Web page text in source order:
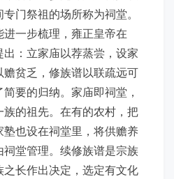
门祭祖的场所称为祠堂。
一步梳理，雍正皇帝在
出：立家庙以荐蒸尝，设家
贫乏，修族谱以联疏远可
要的归纳。家庙即祠堂，
的祖先。在有的农村，把
也设在祠堂里，将供赡养
堂管理。续修族谱是宗族
长作出决定，选定有文化